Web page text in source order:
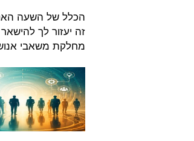
הכלל של השעה
זה יעזור לך
מחלקת משאבי